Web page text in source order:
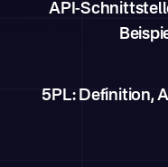
API-
5PL: Definition,